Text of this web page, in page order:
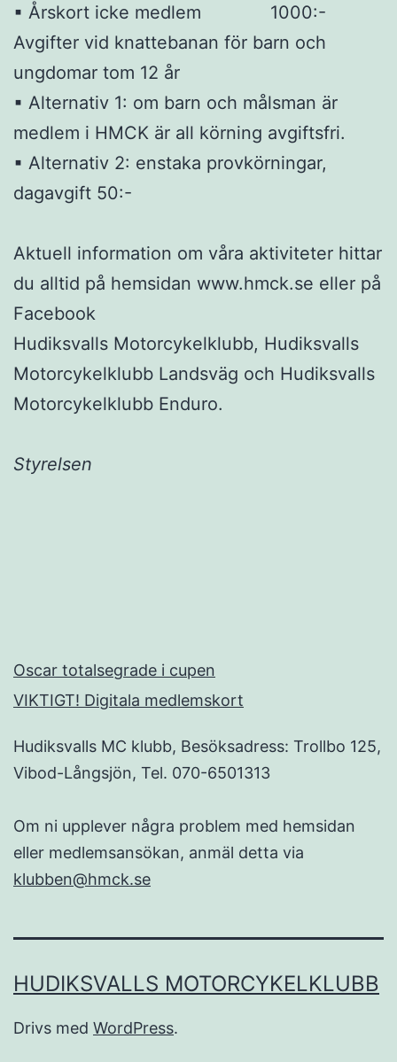
▪ Årskort icke medlem 1000:-
Avgifter vid knattebanan för barn och
ungdomar tom 12 år
▪ Alternativ 1: om barn och målsman är
medlem i HMCK är all körning avgiftsfri.
▪ Alternativ 2: enstaka provkörningar,
dagavgift 50:-
Aktuell information om våra aktiviteter hittar
du alltid på hemsidan www.hmck.se eller på
Facebook
Hudiksvalls Motorcykelklubb, Hudiksvalls
Motorcykelklubb Landsväg och Hudiksvalls
Motorcykelklubb Enduro.
Styrelsen
Oscar totalsegrade i cupen
VIKTIGT! Digitala medlemskort
Hudiksvalls MC klubb, Besöksadress: Trollbo 125,
Vibod-Långsjön, Tel. 070-6501313
Om ni upplever några problem med hemsidan
eller medlemsansökan, anmäl detta via
klubben@hmck.se
HUDIKSVALLS MOTORCYKELKLUBB
Drivs med WordPress.